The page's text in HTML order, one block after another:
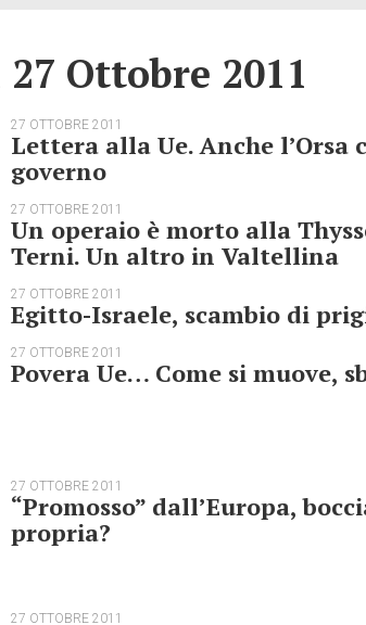
Ottobre 2011
27 OTTOBRE 2011
Lettera alla Ue. Anche l’Orsa
governo
27 OTTOBRE 2011
Un operaio è morto alla
Terni. Un altro in Valtellina
27 OTTOBRE 2011
Egitto-Israele, scambio di
27 OTTOBRE 2011
Povera Ue… Come si muove,
27 OTTOBRE 2011
“Promosso” dall’Europa,
propria?
27 OTTOBRE 2011